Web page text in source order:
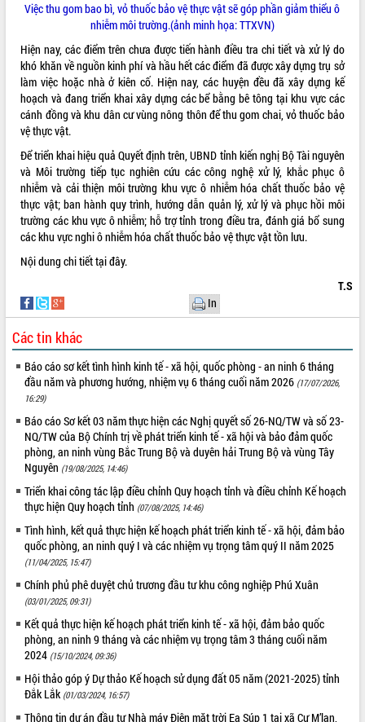
VIDEO
Loading the player...
Khám bệnh, cấp phát thuốc miễn phí
và tặng quà người dân xã Cư Pui
Hội nghị UBND tỉnh Đắk Lắk thường kỳ
tháng 7/2026
Nam Anh hùng” và trao Huân chương
Lao động
UBND tỉnh Đắk Lắk triển khai nhiệm
vụ 6 tháng cuối năm 2026
Kỳ họp thứ Hai, Hội đồng nhân dân
quan trọng
Triết thăm, tặng quà người có công với
cách mạng
Rà soát, hoàn thiện hệ thống thiết chế
văn hóa, thể thao đáp ứng yêu cầu
phát triển mới
Thường trực HĐND tỉnh Đắk Lắk gặp
mặt Đoàn chuyên gia y tế TP. Hồ Chí
Minh
Lễ truy điệu và an táng hài cốt liệt sĩ
tại Nghĩa trang Liệt sĩ xã Sơn Hòa
Bàn giải pháp tháo gỡ khó khăn trong
xuất khẩu sầu riêng và triển khai quy
định EUDR
Thứ trưởng Bộ Nông nghiệp và Môi
trường Nguyễn Hoàng Hiệp khảo sát
vùng trồng và doanh nghiệp đóng gói
sầu riêng tại Đắk Lắk
Trình diễn nghệ thuật chế biến các
món ăn từ sầu riêng
Đắk Lắk công bố Quy hoạch và xúc
tiến đầu tư tỉnh
Ngành cá ngừ Đắk Lắk chủ động thích
ứng để giữ vững thị trường xuất khẩu
Diễn đàn Kinh tế tư nhân Việt Nam đột
ALBUM ẢNH
THỐNG KÊ TRUY CẬP
Hôm nay:
4830
Tất cả:
66050153
Việc thu gom bao bì, vỏ thuốc bảo vệ thực vật sẽ góp phần giảm thiểu ô
nhiễm môi trường.(ảnh minh họa: TTXVN)
Hiện nay, các điểm trên chưa được tiến hành điều tra chi tiết và xử lý do
khó khăn về nguồn kinh phí và hầu hết các điểm đã được xây dựng trụ sở
làm việc hoặc nhà ở kiên cố. Hiện nay, các huyện đều đã xây dựng kế
hoạch và đang triển khai xây dựng các bể bằng bê tông tại khu vực các
cánh đồng và khu dân cư vùng nông thôn để thu gom chai, vỏ thuốc bảo
vệ thực vật.
Để triển khai hiệu quả Quyết định trên, UBND tỉnh kiến nghị Bộ Tài nguyên
và Môi trường tiếp tục nghiên cứu các công nghệ xử lý, khắc phục ô
nhiễm và cải thiện môi trường khu vực ô nhiễm hóa chất thuốc bảo vệ
thực vật; ban hành quy trình, hướng dẫn quản lý, xử lý và phục hồi môi
trường các khu vực ô nhiễm; hỗ trợ tỉnh trong điều tra, đánh giá bổ sung
các khu vực nghi ô nhiễm hóa chất thuốc bảo vệ thực vật tồn lưu.
Nội dung chi tiếttại đây.
T.S
In
Các tin khác
Báo cáo sơ kết tình hình kinh tế - xã hội, quốc phòng - an ninh 6 tháng
đầu năm và phương hướng, nhiệm vụ 6 tháng cuối năm 2026 (17/07/2026,
16:29)
Báo cáo Sơ kết 03 năm thực hiện các Nghị quyết số 26-NQ/TW và số 23-
NQ/TW của Bộ Chính trị về phát triển kinh tế - xã hội và bảo đảm quốc
phòng, an ninh vùng Bắc Trung Bộ và duyên hải Trung Bộ và vùng Tây
Nguyên (19/08/2025, 14:46)
Triển khai công tác lập điều chỉnh Quy hoạch tỉnh và điều chỉnh Kế hoạch
thực hiện Quy hoạch tỉnh (07/08/2025, 14:46)
Tình hình, kết quả thực hiện kế hoạch phát triển kinh tế - xã hội, đảm bảo
quốc phòng, an ninh quý I và các nhiệm vụ trọng tâm quý II năm 2025
(11/04/2025, 15:47)
Chính phủ phê duyệt chủ trương đầu tư khu công nghiệp Phú Xuân
(03/01/2025, 09:31)
Kết quả thực hiện kế hoạch phát triển kinh tế - xã hội, đảm bảo quốc
phòng, an ninh 9 tháng và các nhiệm vụ trọng tâm 3 tháng cuối năm
2024 (15/10/2024, 09:36)
Hội thảo góp ý Dự thảo Kế hoạch sử dụng đất 05 năm (2021-2025) tỉnh
Đắk Lắk (01/03/2024, 16:57)
Thông tin dự án đầu tư Nhà máy Điện mặt trời Ea Súp 1 tại xã Cư M’lan,